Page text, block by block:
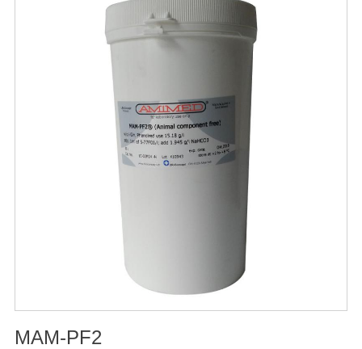
分分解畜禽类粪便中产生臭味的有机硫化物、有机氨化物
等, 升温后2-3天, 臭味大幅减低。3、发酵周期短15-20天即
可达到基本腐熟状态。4、发酵过程高温(60℃-70℃)持久
能杀灭发酵物中的病菌、虫卵、杂草种子。5、堆肥总养分
损失少, 腐殖质含量高, 钾元素含量增高明显。【用法用
量】 本品1公斤可发酵2-3吨物料。使用时先将发酵剂与稻
糠或玉米面或者干的发酵物料湿均匀, 后掺入发酵物中, 混
匀, 堆成堆(夏天堆高控制在0. 6-1米之间, 冬季0. 8-1. 6米之
间, 并用薄膜或草帘覆盖, 待内部温度升到25℃时, 将覆盖
物揭开)。待温度升到45℃(冬季温度升到55C)以上 时开始
一次翻堆, 以后每当堆温达到60℃以上时需进行翘堆, 15-
20天即可达到基本腐熟状态。
MAM-PF2